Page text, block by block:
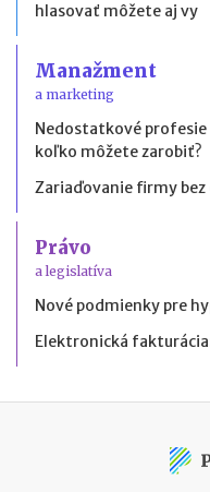
hlasovať môžete aj vy
Manažment
a marketing
Nedostatkové profesie
koľko môžete zarobiť?
Zariaďovanie firmy
Právo
a legislatíva
Nové podmienky pre
Elektronická